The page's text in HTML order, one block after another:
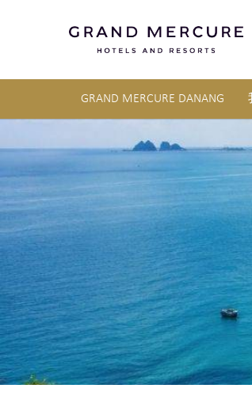
GRAND MERCURE DANANG